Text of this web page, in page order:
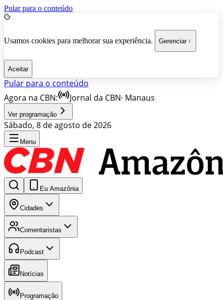
Pular para o conteúdo
Usamos cookies para melhorar sua experiência. Gerenciar
Aceitar
Pular para o conteúdo
Agora na CBN:
Jornal da CBN· Manaus
Ver programação
Sábado, 8 de agosto de 2026
Menu
Eu Amazônia
Cidades
Comentaristas
Podcast
Notícias
Programação